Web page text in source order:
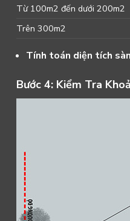
Từ 100m2 đến dưới200m2
Trên300m2
Tính toán diện tích
Bước 4: Kiểm Tra